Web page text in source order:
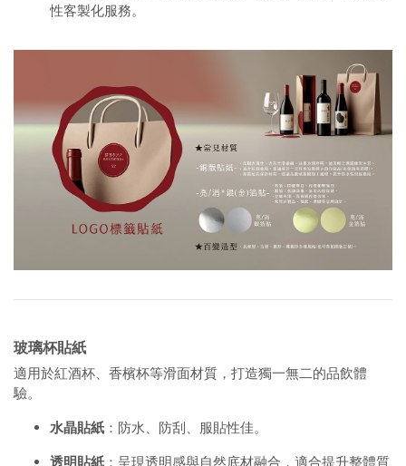
性客製化服務。
玻璃杯貼紙
適用於紅酒杯、香檳杯等滑面材質，打造獨一無二的品飲體
驗。
水晶貼紙 ：防水、防刮、服貼性佳。
透明貼紙 ：呈現透明感與自然底材融合，適合提升整體質